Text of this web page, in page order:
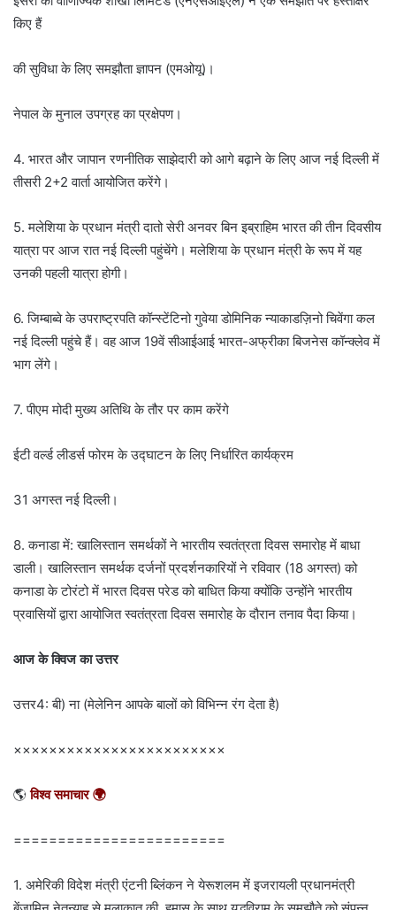
किए हैं
की सुविधा के लिए समझौता ज्ञापन (एमओयू)।
नेपाल के मुनाल उपग्रह का प्रक्षेपण।
4. भारत और जापान रणनीतिक साझेदारी को आगे बढ़ाने के लिए आज नई दिल्ली में
तीसरी 2+2 वार्ता आयोजित करेंगे।
5. मलेशिया के प्रधान मंत्री दातो सेरी अनवर बिन इब्राहिम भारत की तीन दिवसीय
यात्रा पर आज रात नई दिल्ली पहुंचेंगे। मलेशिया के प्रधान मंत्री के रूप में यह
उनकी पहली यात्रा होगी।
6. जिम्बाब्वे के उपराष्ट्रपति कॉन्स्टेंटिनो गुवेया डोमिनिक न्याकाडज़िनो चिवेंगा कल
नई दिल्ली पहुंचे हैं। वह आज 19वें सीआईआई भारत-अफ्रीका बिजनेस कॉन्क्लेव में
भाग लेंगे।
7. पीएम मोदी मुख्य अतिथि के तौर पर काम करेंगे
ईटी वर्ल्ड लीडर्स फोरम के उद्घाटन के लिए निर्धारित कार्यक्रम
31 अगस्त नई दिल्ली।
8. कनाडा में: खालिस्तान समर्थकों ने भारतीय स्वतंत्रता दिवस समारोह में बाधा
डाली। खालिस्तान समर्थक दर्जनों प्रदर्शनकारियों ने रविवार (18 अगस्त) को
कनाडा के टोरंटो में भारत दिवस परेड को बाधित किया क्योंकि उन्होंने भारतीय
प्रवासियों द्वारा आयोजित स्वतंत्रता दिवस समारोह के दौरान तनाव पैदा किया।
आज के क्विज का उत्तर
उत्तर4: बी) ना (मेलेनिन आपके बालों को विभिन्न रंग देता है)
××××××××××××××××××××××××
🌎विश्व समाचार 🌍
========================
1. अमेरिकी विदेश मंत्री एंटनी ब्लिंकन ने येरूशलम में इजरायली प्रधानमंत्री